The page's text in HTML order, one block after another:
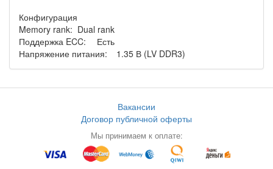
Конфигурация
Memory rank: Dual rank
Поддержка ECC:
Есть
Напряжение питания:
1.35 В (LV DDR3)
Вакансии
Договор публичной оферты
Мы принимаем к оплате: